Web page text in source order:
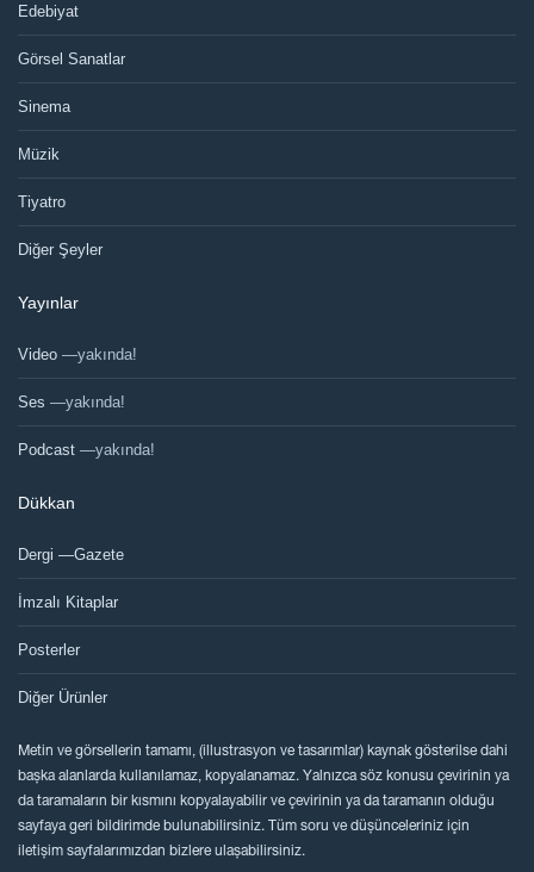
Edebiyat
Görsel Sanatlar
Sinema
Müzik
Tiyatro
Diğer Şeyler
Yayınlar
Video —yakında!
Ses —yakında!
Podcast —yakında!
Dükkan
Dergi —Gazete
İmzalı Kitaplar
Posterler
Diğer Ürünler
Metin ve görsellerin tamamı, (illustrasyon ve tasarımlar) kaynak gösterilse dahi
başka alanlarda kullanılamaz, kopyalanamaz. Yalnızca söz konusu çevirinin ya
da taramaların bir kısmını kopyalayabilir ve çevirinin ya da taramanın olduğu
sayfaya geri bildirimde bulunabilirsiniz. Tüm soru ve düşünceleriniz için
iletişim sayfalarımızdan bizlere ulaşabilirsiniz.